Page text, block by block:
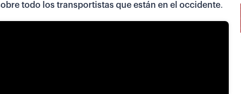
todo los transportistas que están en el occidente.